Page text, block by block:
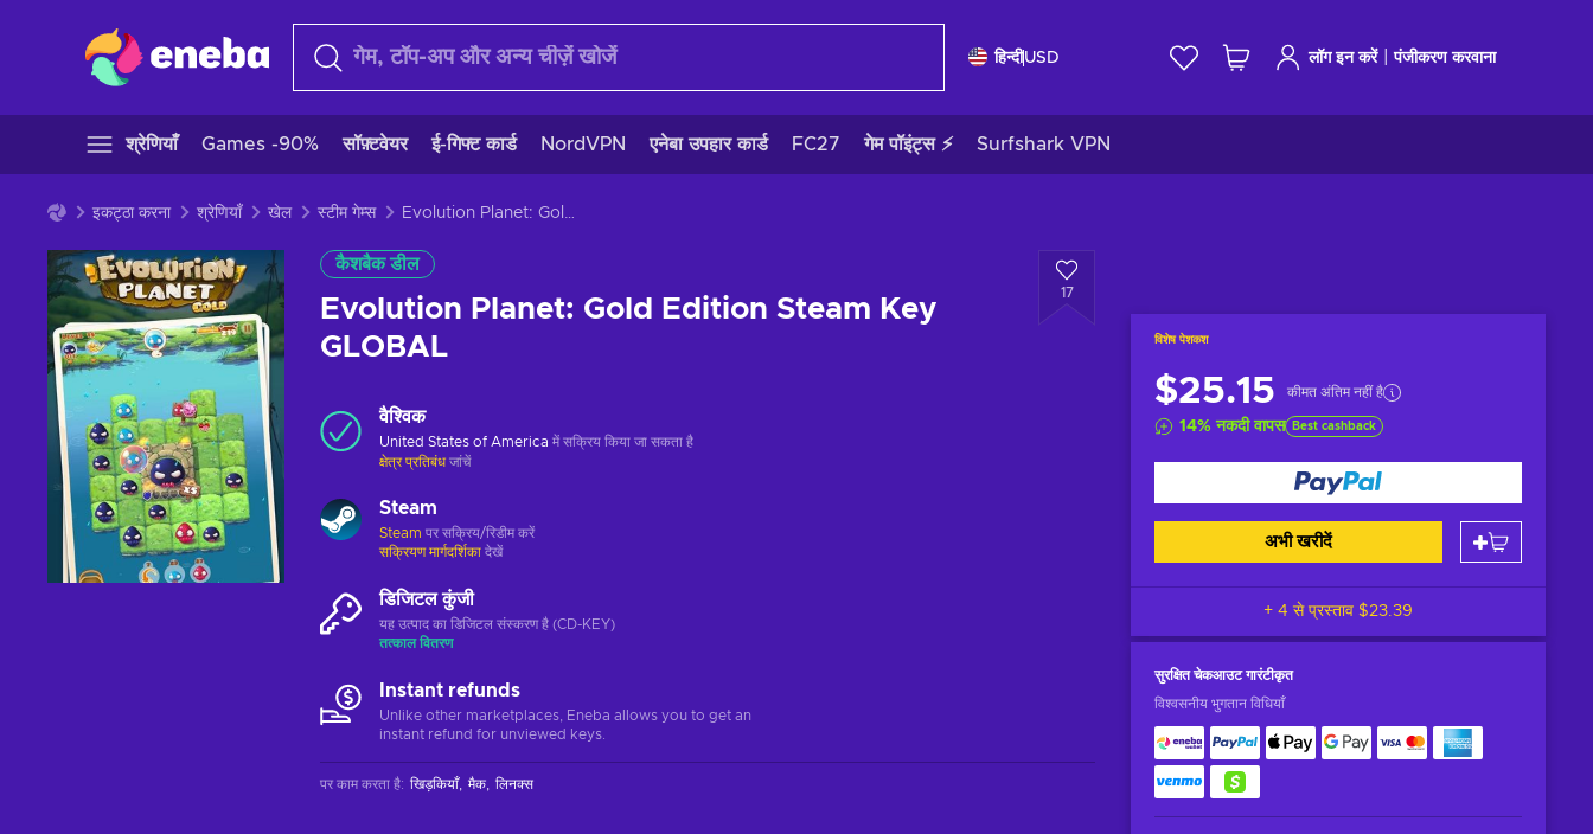
हिन्दीUSD लॉग इन करें|पंजीकरण करवाना
श्रेणियाँ Games -90% सॉफ़्टवेयर ई-गिफ्ट कार्ड NordVPN एनेबा उपहार कार्ड FC27 गेम पॉइंट्स ⚡ Surfshark VPN
इकट्ठा करना श्रेणियाँ खेल स्टीम गेम्स Evolution Planet: Gold Edition Steam Key GLOBAL
कैशबैक डील
Evolution Planet: Gold Edition Steam Key
GLOBAL
17
विशेष पेशकश
$25.15 कीमत अंतिम नहीं है
14%नकदी वापस Best cashback
अभी खरीदें
+ 4 से प्रस्ताव $23.39
सुरक्षित चेकआउटगारंटीकृत
विश्वसनीय भुगतान विधियाँ
वैश्विक
United States of America में सक्रिय किया जा सकता है
क्षेत्र प्रतिबंध जांचें
Steam
Steam पर सक्रिय/रिडीम करें
सक्रियण मार्गदर्शिका देखें
डिजिटल कुंजी
यह उत्पाद का डिजिटल संस्करण है (CD-KEY)
तत्काल वितरण
Instant refunds
Unlike other marketplaces, Eneba allows you to get an
instant refund for unviewed keys.
पर काम करता है: खिड़कियाँ मैक लिनक्स